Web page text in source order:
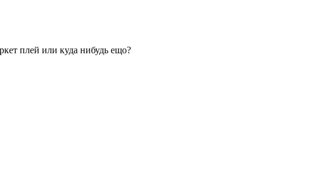
плей или куда нибудь ещо?